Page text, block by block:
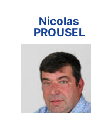
Nicolas
PROUSEL